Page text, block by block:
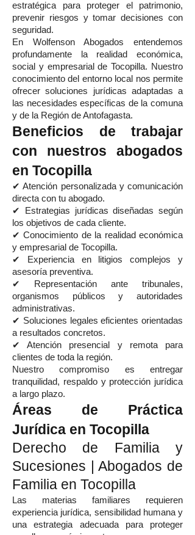
estratégica para proteger el patrimonio,
prevenir riesgos y tomar decisiones con
seguridad.
En Wolfenson Abogados entendemos
profundamente la realidad económica,
social y empresarial de Tocopilla. Nuestro
conocimiento del entorno local nos permite
ofrecer soluciones jurídicas adaptadas a
las necesidades específicas de la comuna
y de la Región de Antofagasta.
Beneficios de trabajar
con nuestros abogados
en Tocopilla
✔ Atención personalizada y comunicación
directa con tu abogado.
✔ Estrategias jurídicas diseñadas según
los objetivos de cada cliente.
✔ Conocimiento de la realidad económica
y empresarial de Tocopilla.
✔ Experiencia en litigios complejos y
asesoría preventiva.
✔ Representación ante tribunales,
organismos públicos y autoridades
administrativas.
✔ Soluciones legales eficientes orientadas
a resultados concretos.
✔ Atención presencial y remota para
clientes de toda la región.
Nuestro compromiso es entregar
tranquilidad, respaldo y protección jurídica
a largo plazo.
Áreas de Práctica
Jurídica en Tocopilla
Derecho de Familia y
Sucesiones | Abogados de
Familia en Tocopilla
Las materias familiares requieren
experiencia jurídica, sensibilidad humana y
una estrategia adecuada para proteger